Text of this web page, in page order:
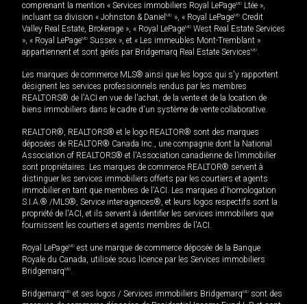
comprenant la mention « Services immobiliers Royal LePageMD Ltée »,
incluant sa division « Johnston & Daniel MD », « Royal LePageMD Credit
Valley Real Estate, Brokerage », « Royal LePageMD West Real Estate Services
», « Royal LePageMD Sussex », et « Les immeubles Mont-Tremblant »
appartiennent et sont gérés par Bridgemarq Real Estate ServicesMD.
Les marques de commerce MLS® ainsi que les logos qui s'y rapportent
désignent les services professionnels rendus par les membres
REALTORS® de l'ACI en vue de l'achat, de la vente et de la location de
biens immobiliers dans le cadre d'un système de vente collaborative.
REALTOR®, REALTORS® et le logo REALTOR® sont des marques
déposées de REALTOR® Canada Inc., une compagnie dont la National
Association of REALTORS® et l'Association canadienne de l’immobilier
sont propriétaires. Les marques de commerce REALTOR® servent à
distinguer les services immobiliers offerts par les courtiers et agents
immobilier en tant que membres de l'ACI. Les marques d'homologation
S.I.A.® /MLS®, Service inter-agences®, et leurs logos respectifs sont la
propriété de l'ACI, et ils servent à identifier les services immobiliers que
fournissent les courtiers et agents membres de l'ACI.
Royal LePageMD est une marque de commerce déposée de la Banque
Royale du Canada, utilisée sous licence par les Services immobiliers
BridgemarqMD.
BridgemarqMD et ses logos / Services immobiliers BridgemarqMD sont des